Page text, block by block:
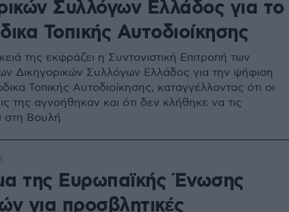
Συλλόγων Ελλάδος για το
Τοπικής Αυτοδιοίκησης
της εκφράζει η Συντονιστική Επιτροπή των
Δικηγορικών Συλλόγων Ελλάδος για την ψήφιση
Τοπικής Αυτοδιοίκησης, καταγγέλλοντας ότι οι
της αγνοήθηκαν και ότι δεν κλήθηκε να τις
στη Βουλή
της Ευρωπαϊκής Ένωσης
για προσβλητικές